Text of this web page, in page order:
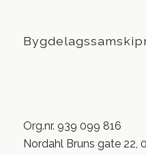
Org.nr. 939 099 816
Nordahl Bruns gate 22,